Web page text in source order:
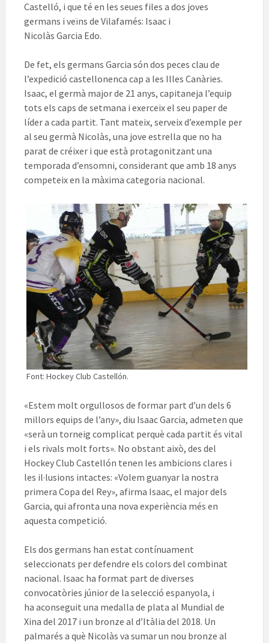
Castelló, i que té en les seues files a dos joves
germans i veïns de Vilafamés: Isaac i
Nicolàs Garcia Edo.
De fet, els germans Garcia són dos peces clau de
l’expedició castellonenca cap a les Illes Canàries.
Isaac, el germà major de 21 anys, capitaneja l’equip
tots els caps de setmana i exerceix el seu paper de
líder a cada partit. Tant mateix, serveix d’exemple per
al seu germà Nicolàs, una jove estrella que no ha
parat de créixer i que està protagonitzant una
temporada d’ensomni, considerant que amb 18 anys
competeix en la màxima categoria nacional.
Font: Hockey Club Castellón.
«Estem molt orgullosos de formar part d’un dels 6
millors equips de l’any», diu Isaac Garcia, admeten que
«serà un torneig complicat perquè cada partit és vital
i els rivals molt forts». No obstant això, des del
HockeyClub Castellón tenen les ambicions clares i
les il·lusions intactes: «Volem guanyar la nostra
primera Copa del Rey», afirma Isaac, el major dels
Garcia, qui afronta una nova experiència més en
aquesta competició.
Els dos germans han estat contínuament
seleccionats per defendre els colors del combinat
nacional. Isaac ha format part de diverses
convocatòries júnior de la selecció espanyola, i
ha aconseguit una medalla de plata al Mundial de
Xina del 2017 i un bronze al d’Itàlia del 2018. Un
palmarés a què Nicolàs va sumar un nou bronze al